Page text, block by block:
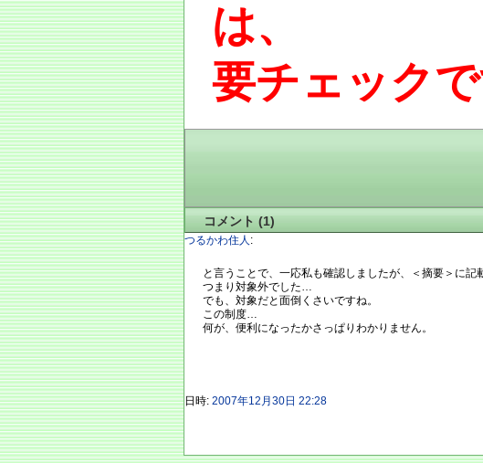
は、
要チェックで
コメント (1)
つるかわ住人 :
と言うことで、一応私も確認しましたが、＜摘要＞に記
つまり対象外でした…
でも、対象だと面倒くさいですね。
この制度…
何が、便利になったかさっぱりわかりません。
日時: 2007年12月30日 22:28